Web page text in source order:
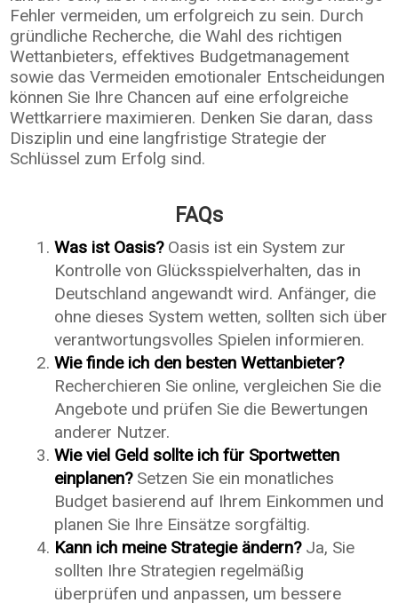
Fehler vermeiden, um erfolgreich zu sein. Durch
gründliche Recherche, die Wahl des richtigen
Wettanbieters, effektives Budgetmanagement
sowie das Vermeiden emotionaler Entscheidungen
können Sie Ihre Chancen auf eine erfolgreiche
Wettkarriere maximieren. Denken Sie daran, dass
Disziplin und eine langfristige Strategie der
Schlüssel zum Erfolg sind.
FAQs
Was ist Oasis?Oasis ist ein System zur
Kontrolle von Glücksspielverhalten, das in
Deutschland angewandt wird. Anfänger, die
ohne dieses System wetten, sollten sich über
verantwortungsvolles Spielen informieren.
Wie finde ich den besten Wettanbieter?
Recherchieren Sie online, vergleichen Sie die
Angebote und prüfen Sie die Bewertungen
anderer Nutzer.
Wie viel Geld sollte ich für Sportwetten
einplanen?Setzen Sie ein monatliches
Budget basierend auf Ihrem Einkommen und
planen Sie Ihre Einsätze sorgfältig.
Kann ich meine Strategie ändern?Ja, Sie
sollten Ihre Strategien regelmäßig
überprüfen und anpassen, um bessere